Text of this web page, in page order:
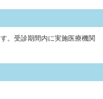
。受診期間内に実施医療機関